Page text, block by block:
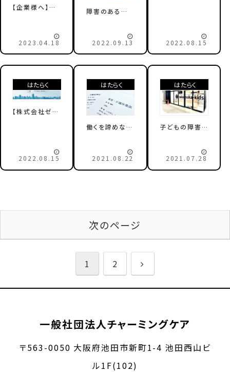
【企業様へ】チ
で、病児・障害
児家庭を支援し
ませんか？
2023.04.18
障害のある子
と2022.09.13
も、明るい将来
が見える世の
中に
2022.08.15
はたらく
【株式会社ゼネ
援 チャーミン
グケアモールは
じまりのパート
2022.08.15
はたらく
働くを諦めない
育てる母親たち
2021.08.22
はたらく
子どもの障害を
童施設を設立！
2021.07.28
次のページ
1 2
一般社団法人チャーミングケア
〒563-0050 大阪府池田市新町1-4 池田西山ビ
ル1F(102)